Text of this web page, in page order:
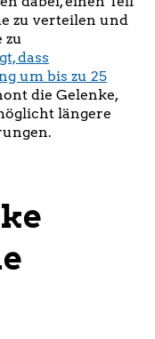
zu verteilen und
zu
dass
um bis zu 25
die Gelenke,
längere